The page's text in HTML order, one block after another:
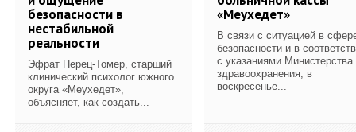
безопасности в
нестабильной
реальности
Эфрат Перец-Томер, старший
клинический психолог южного
округа «Меухедет»,
объясняет, как создать...
«Меухедет»
В связи с ситуацией в
безопасности и в
с указаниями Министерства
здравоохранения, в
воскресенье...